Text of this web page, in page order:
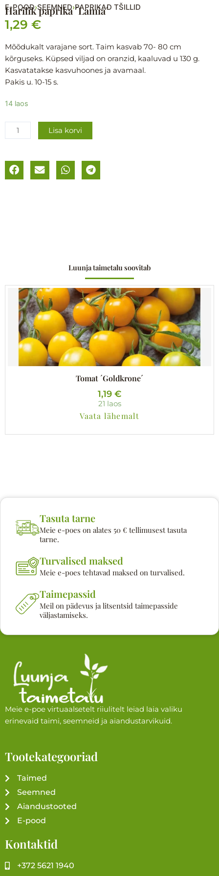
E-POOD›SEEMNED›PAPRIKAD TŠILLID
Harilik paprika ´Lamia´
1,29 €
Mõõdukalt varajane sort. Taim kasvab 70- 80 cm
kõrguseks. Küpsed viljad on oranzid, kaaluvad u 130 g.
Kasvatatakse kasvuhoones ja avamaal.
Pakis u. 10-15 s.
14 laos
Harilik
´Lamia
´
Lisa korvi
Luunja taimetalu soovitab
Tomat ´Goldkrone´
1,19 €
21 laos
Vaata lähemalt
Tasuta tarne
Meie e-poes on alates 50 € tellimusest tasuta
tarne.
Turvalised maksed
Meie e-poes tehtavad maksed on turvalised.
Taimepassid
Meil on pädevus ja litsentsid taimepasside
väljastamiseks.
Meie e-poe virtuaalsetelt riiulitelt leiad laia valiku
erinevaid taimi, seemneid ja aiandustarvikuid.
Tootekategooriad
Taimed
Seemned
Aiandustooted
E-pood
Kontaktid
+372 5621 1940